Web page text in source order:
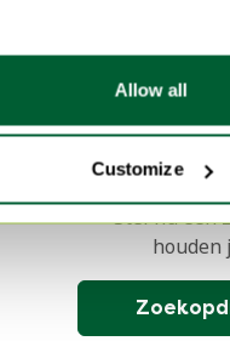
Allow all
Customize
Stel nu een
houden